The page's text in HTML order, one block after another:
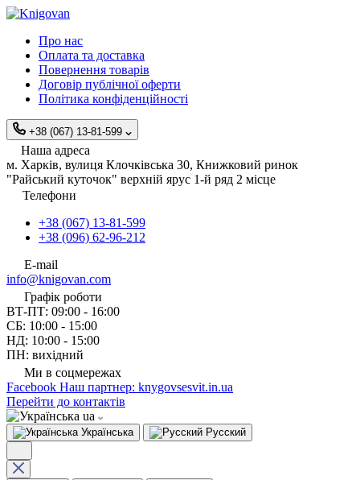
Про нас
Оплата та доставка
Повернення товарів
Договір публічної оферти
Політика конфіденційності
+38 (067) 13-81-599
Наша адреса
м. Харків, вулиця Клочківська 30, Книжковий ринок
"Райський куточок" верхній ярус 1-й ряд 2 місце
Телефони
+38 (067) 13-81-599
+38 (096) 62-96-212
E-mail
info@knigovan.com
Графік роботи
ВТ-ПТ: 09:00 - 16:00
СБ: 10:00 - 15:00
НД: 10:00 - 15:00
ПН: вихідний
Ми в соцмережах
Facebook Наш партнер: knygovsesvit.in.ua
Перейти до контактів
ua
Українська Русский